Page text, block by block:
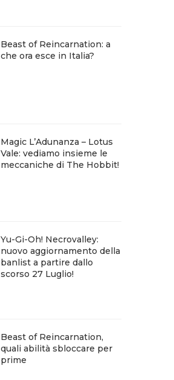
Beast of Reincarnation: a
che ora esce in Italia?
Magic L’Adunanza – Lotus
Vale: vediamo insieme le
meccaniche di The Hobbit!
Yu-Gi-Oh! Necrovalley:
nuovo aggiornamento della
banlist a partire dallo
scorso 27 Luglio!
Beast of Reincarnation,
quali abilità sbloccare per
prime